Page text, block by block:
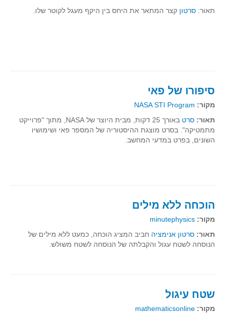
שעשועי מתמטיקה
הסטוריה
בואו נשחק מתמטיקה תש"ף
בואו נשחק מתמטיקה תשע"ט
בואו נשחק מתמטיקה תשע"ח
תאור: סרטון קצר המתאר את היחס בין היקף מעגל לקוטר שלו.
סיפורו של פאי
מקור: NASA STI Program
תאור: סרט
באורך 25 דקות, מבית היוצר של NASA, מתוך "פרוייקט
מתמטיקה". בסרט מוצגת ההיסטוריה של המספר פאי ושימושיו
השונים, בפרט במדעי המחשב.
הוכחה ללא מילים
מקור: minutephysics
תאור: סרטון אנימציה חביב המציג הוכחה, כמעט ללא מילים של
הנוסחה לשטח עגול והקבלתה של הנוסחה לשטח משולש.
שטח עיגול
מקור: mathematicsonline